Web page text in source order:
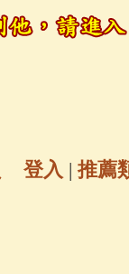
聖救度佛母(
登入 | 推薦